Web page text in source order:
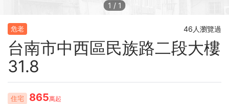
1 / 1
危老 46人瀏覽過
台南市中西區民族路二段大樓
31.8
住宅 865萬起